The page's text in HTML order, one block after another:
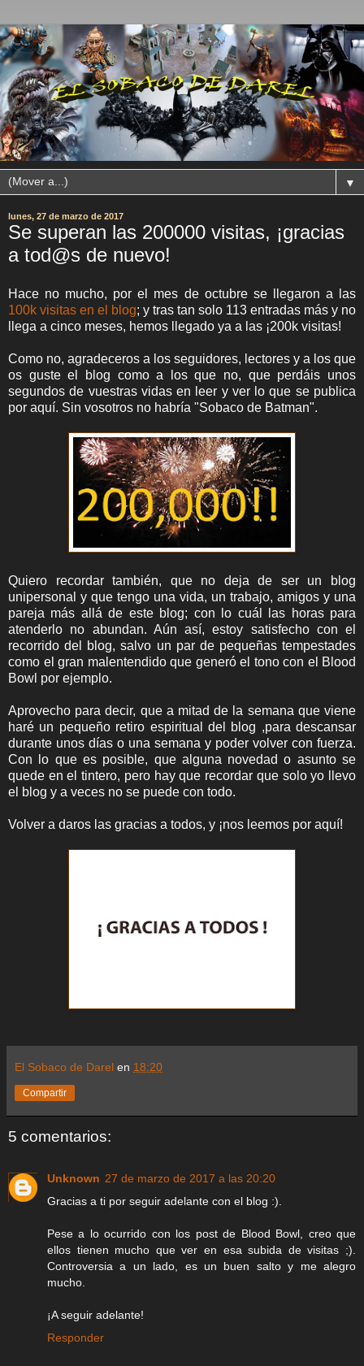
▼
lunes, 27 de marzo de 2017
Se superan las 200000 visitas, ¡gracias
a tod@s de nuevo!
Hace no mucho, por el mes de octubre se llegaron a las
100k visitas en el blog; y tras tan solo 113 entradas más y no
llega a cinco meses, hemos llegado ya a las ¡200k visitas!
Como no, agradeceros a los seguidores, lectores y a los que
os guste el blog como a los que no, que perdáis unos
segundos de vuestras vidas en leer y ver lo que se publica
por aquí. Sin vosotros no habría "Sobaco de Batman".
Quiero recordar también, que no deja de ser un blog
unipersonal y que tengo una vida, un trabajo, amigos y una
pareja más allá de este blog; con lo cuál las horas para
atenderlo no abundan. Aún así, estoy satisfecho con el
recorrido del blog, salvo un par de pequeñas tempestades
como el gran malentendido que generó el tono con el Blood
Bowl por ejemplo.
Aprovecho para decir, que a mitad de la semana que viene
haré un pequeño retiro espiritual del blog ,para descansar
durante unos días o una semana y poder volver con fuerza.
Con lo que es posible, que alguna novedad o asunto se
quede en el tintero, pero hay que recordar que solo yo llevo
el blog y a veces no se puede con todo.
Volver a daros las gracias a todos, y ¡nos leemos por aquí!
El Sobaco de Darel en 18:20
Compartir
5 comentarios:
Unknown 27 de marzo de 2017 a las 20:20
Gracias a ti por seguir adelante con el blog :).
Pese a lo ocurrido con los post de Blood Bowl, creo que
ellos tienen mucho que ver en esa subida de visitas ;).
Controversia a un lado, es un buen salto y me alegro
mucho.
¡A seguir adelante!
Responder